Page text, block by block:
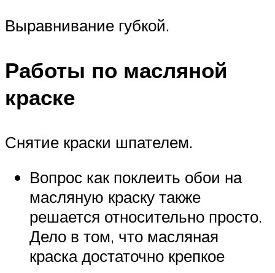
Выравнивание губкой.
Работы по масляной
краске
Снятие краски шпателем.
Вопрос как поклеить обои на
масляную краску также
решается относительно просто.
Дело в том, что масляная
краска достаточно крепкое